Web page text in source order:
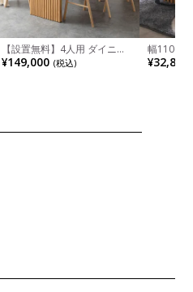
【設置無料】4人用 ダイニン
グテーブルセット 5点 LUGA
セラミックテーブル おしゃれ
¥149,000 (税込)
幅110cm
木目調 リ
付き 長方
¥32,800